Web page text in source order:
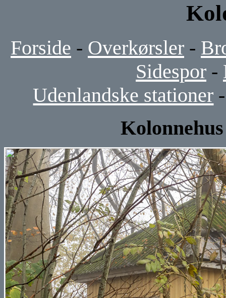
Forside - Overkørsler -
Sidespor -
Udenlandske stationer